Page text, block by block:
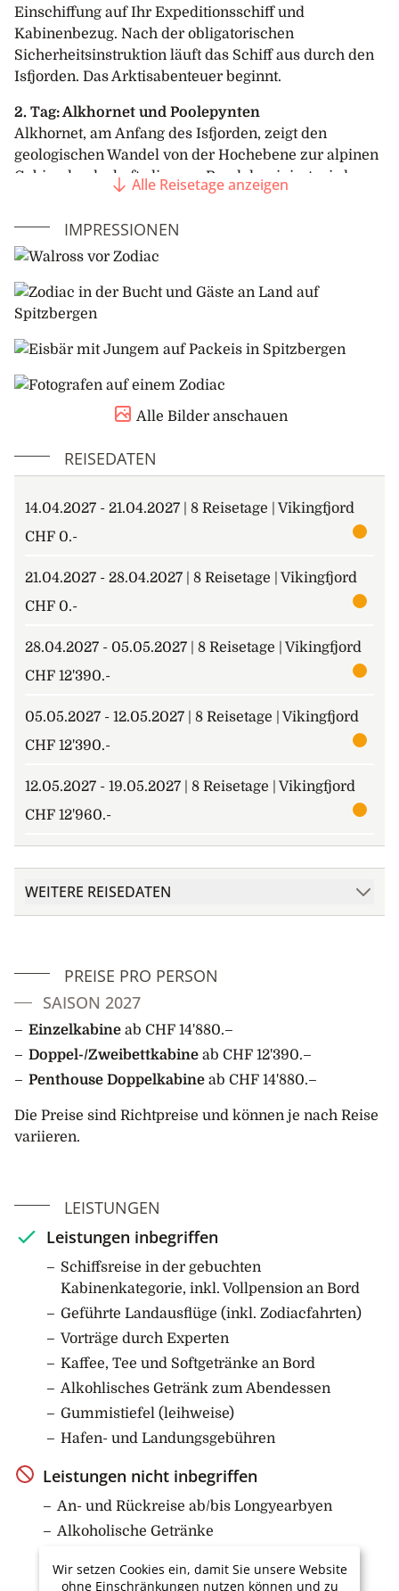
Einschiffung auf Ihr Expeditionsschiff und
Kabinenbezug. Nach der obligatorischen
Sicherheitsinstruktion läuft das Schiff aus durch den
Isfjorden. Das Arktisabenteuer beginnt.
2. Tag: Alkhornet und Poolepynten
Alkhornet, am Anfang des Isfjorden, zeigt den
geologischen Wandel von der Hochebene zur alpinen
Gebirgslandschaft, die vom Rand dominiert wird.
Erkunden Sie Poolepynten, eine Landzunge auf Prins
Begräbnisstätte beherbergt.
Sie fahren so weit nördlich wie möglich entlang der
Westküste Spitzbergens und halten Ausschau nach
Wildtieren, einschliesslich Eisbären, die in diesem
Gebiet leben. Wenn die Bedingungen es zulassen, will
der Kapitän Sie bis an den Rand des Meereises
bringen und dort einige Zeit auf der Suche nach
Eisbären verbringen, die das Meereis zur Jagd
Fotomotiv und bei ruhigen Bedingungen kann es
um zwischen dem Eis hindurchzufahren.
4. – 7. Tag: Westküste von Spitzbergen
Landen Sie in Sallyhamna, wo eine 1937 erbaue Hütte
steht. Der Ort ist zudem reich an Geschichte und
kulturellen Überresten aus der Zeit des Walfangs um
Sie Gravnesodden im Magdalenefjorden, wo sich
interessante kulturelle Überreste befinden. Landen
machen Sie eine Zodiacfahrt auf dem
Lilliehöökbreen, um das kalbende Eis zu beobachten,
Longyearbyen fahren.
8. Tag: Ausschiffung in Longyearbyen, Spitzbergen
Alle Reisetage anzeigen
IMPRESSIONEN
Alle Bilder anschauen
REISEDATEN
14.04.2027 - 21.04.2027 | 8 Reisetage | Vikingfjord
CHF 0.-
21.04.2027 - 28.04.2027 | 8 Reisetage | Vikingfjord
CHF 0.-
28.04.2027 - 05.05.2027 | 8 Reisetage | Vikingfjord
CHF 12'390.-
05.05.2027 - 12.05.2027 | 8 Reisetage | Vikingfjord
CHF 12'390.-
12.05.2027 - 19.05.2027 | 8 Reisetage | Vikingfjord
CHF 12'960.-
WEITERE REISEDATEN
PREISE PRO PERSON
SAISON 2027
Einzelkabine ab CHF 14'880.–
Doppel-/Zweibettkabine ab CHF 12'390.–
Penthouse Doppelkabine ab CHF 14'880.–
Die Preise sind Richtpreise und können je nach Reise
variieren.
LEISTUNGEN
Leistungen inbegriffen
Schiffsreise in der gebuchten
Kabinenkategorie, inkl. Vollpension an Bord
Geführte Landausflüge (inkl. Zodiacfahrten)
Vorträge durch Experten
Kaffee, Tee und Softgetränke an Bord
Alkohlisches Getränk zum Abendessen
Gummistiefel (leihweise)
Hafen- und Landungsgebühren
Leistungen nicht inbegriffen
An- und Rückreise ab/bis Longyearbyen
Alkoholische Getränke
Versicherungen
Wir setzen Cookies ein, damit Sie unsere Website
ohne Einschränkungen nutzen können und zu